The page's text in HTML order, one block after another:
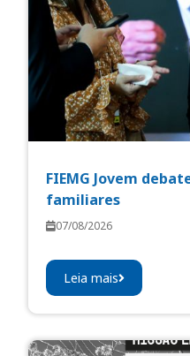
FIEMG Jovem
familiares
07/08/2026
Leia mais